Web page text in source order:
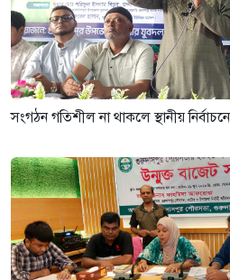
সংগঠন গতিশীল না থাকলে স্থানীয়